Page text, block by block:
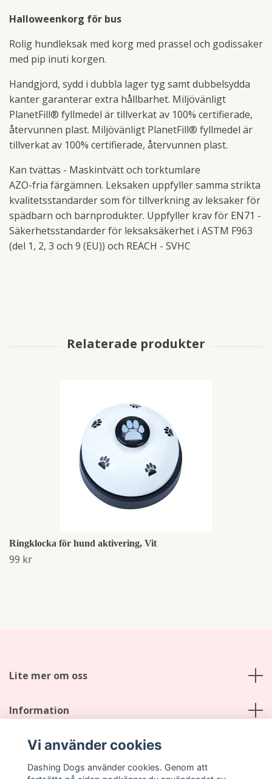
Halloweenkorg för bus
Rolig hundleksak med korg med prassel och godissaker
med pip inuti korgen.
Handgjord, sydd i dubbla lager tyg samt dubbelsydda
kanter garanterar extra hållbarhet. Miljövänligt
PlanetFill® fyllmedel är tillverkat av 100% certifierade,
återvunnen plast. Miljövänligt PlanetFill® fyllmedel är
tillverkat av 100% certifierade, återvunnen plast.
Kan tvättas - Maskintvätt och torktumlare
AZO-fria färgämnen. Leksaken uppfyller samma strikta
kvalitetsstandarder som för tillverkning av leksaker för
spädbarn och barnprodukter. Uppfyller krav för EN71 -
Säkerhetsstandarder för leksaksäkerhet i ASTM F963
(del 1, 2, 3 och 9 (EU)) och REACH - SVHC
Ringklocka för hund aktivering, Vit
99 kr
Lite mer om oss
Information
Sociala medier
Vi använder cookies
Dashing Dogs använder cookies. Genom att